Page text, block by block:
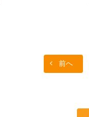
前へ